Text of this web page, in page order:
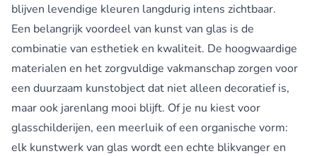
blijven levendige kleuren langdurig intens zichtbaar.
Een belangrijk voordeel van kunst van glas is de
combinatie van esthetiek en kwaliteit. De hoogwaardige
materialen en het zorgvuldige vakmanschap zorgen voor
een duurzaam kunstobject dat niet alleen decoratief is,
maar ook jarenlang mooi blijft. Of je nu kiest voor
glasschilderijen, een meerluik of een organische vorm:
elk kunstwerk van glas wordt een echte blikvanger en